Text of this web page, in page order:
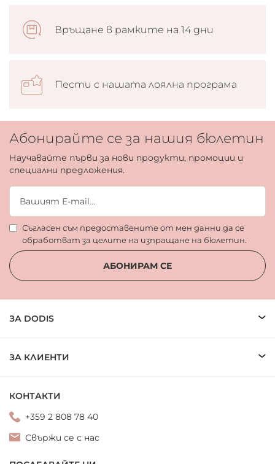
Връщане в рамките на 14 дни
Пести с нашата лоялна програма
Абонирайте се за нашия бюлетин
Научавайте първи за нови продукти, промоции и
специални предложения.
Съгласен съм предоставените от мен данни да се
обработват за целите на изпращане на бюлетин.
АБОНИРАМ СЕ
ЗА DODIS
ЗА КЛИЕНТИ
КОНТАКТИ
+359 2 808 78 40
Свържи се с нас